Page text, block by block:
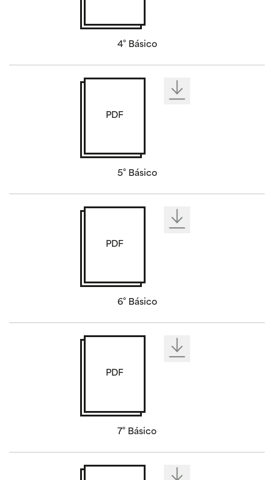
4° Básico
PDF
5° Básico
PDF
6° Básico
PDF
7° Básico